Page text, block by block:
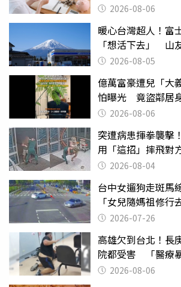
2026-08-06
暖心台灣超人！富
「想活下去」 山
台灣真的是寶島
2026-08-05
億萬富豪遭兒「大
怕曝光 竟盜鄰居
2026-08-06
突遭病患揮拳襲
用「這招」摔飛對
2026-08-04
台中女遛狗走斑馬
「女兒隨媽祖修
致死判9月
2026-07-26
高雄欠到台北！長
院都受害 「醫療
曝光2026-08-06